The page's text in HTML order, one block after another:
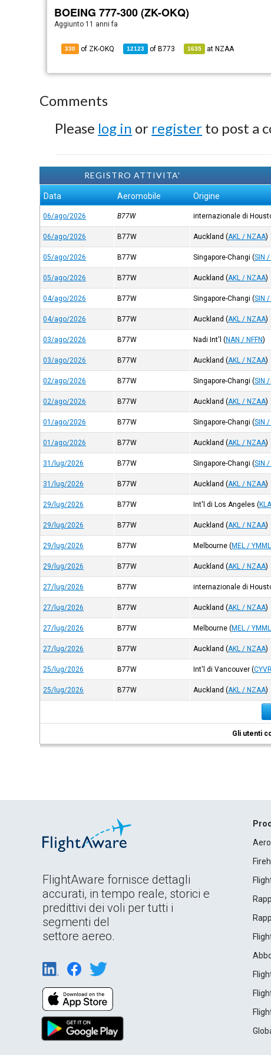
BOEING 777-300 (ZK-OKQ)
Aggiunto 11 anni fa
330 of ZK-OKQ 12123 of B773 1635 at NZAA
Comments
Please log in or register to post a
REGISTRO ATTIVITA'
Data Aeromobile Origine
06/ago/2026 B77W internazionale di
06/ago/2026 B77W Auckland (AKL / NZAA)
05/ago/2026 B77W Singapore-Changi (SIN /
05/ago/2026 B77W Auckland (AKL / NZAA)
04/ago/2026 B77W Singapore-Changi (SIN /
04/ago/2026 B77W Auckland (AKL / NZAA)
03/ago/2026 B77W Nadi Int'l (NAN / NFFN)
03/ago/2026 B77W Auckland (AKL / NZAA)
02/ago/2026 B77W Singapore-Changi (SIN /
02/ago/2026 B77W Auckland (AKL / NZAA)
01/ago/2026 B77W Singapore-Changi (SIN /
01/ago/2026 B77W Auckland (AKL / NZAA)
31/lug/2026 B77W Singapore-Changi (SIN /
31/lug/2026 B77W Auckland (AKL / NZAA)
29/lug/2026 B77W Int'l di Los Angeles (
29/lug/2026 B77W Auckland (AKL / NZAA)
29/lug/2026 B77W Melbourne (MEL / YMML
29/lug/2026 B77W Auckland (AKL / NZAA)
27/lug/2026 B77W internazionale di
27/lug/2026 B77W Auckland (AKL / NZAA)
27/lug/2026 B77W Melbourne (MEL / YMML
27/lug/2026 B77W Auckland (AKL / NZAA)
25/lug/2026 B77W Int'l di Vancouver (
25/lug/2026 B77W Auckland (AKL / NZAA)
Gli utenti
FlightAware fornisce dettagli
accurati, in tempo reale, storici e
predittivi dei voli per tutti i
segmenti del
settore aereo.